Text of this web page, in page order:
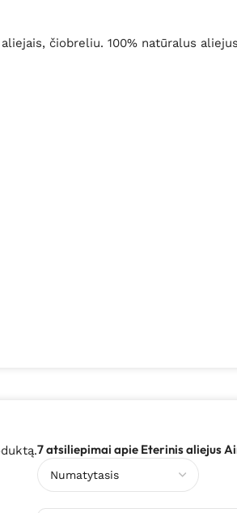
čiobreliu. 100% natūralus
7 atsiliepimai apie Eterinis aliejus